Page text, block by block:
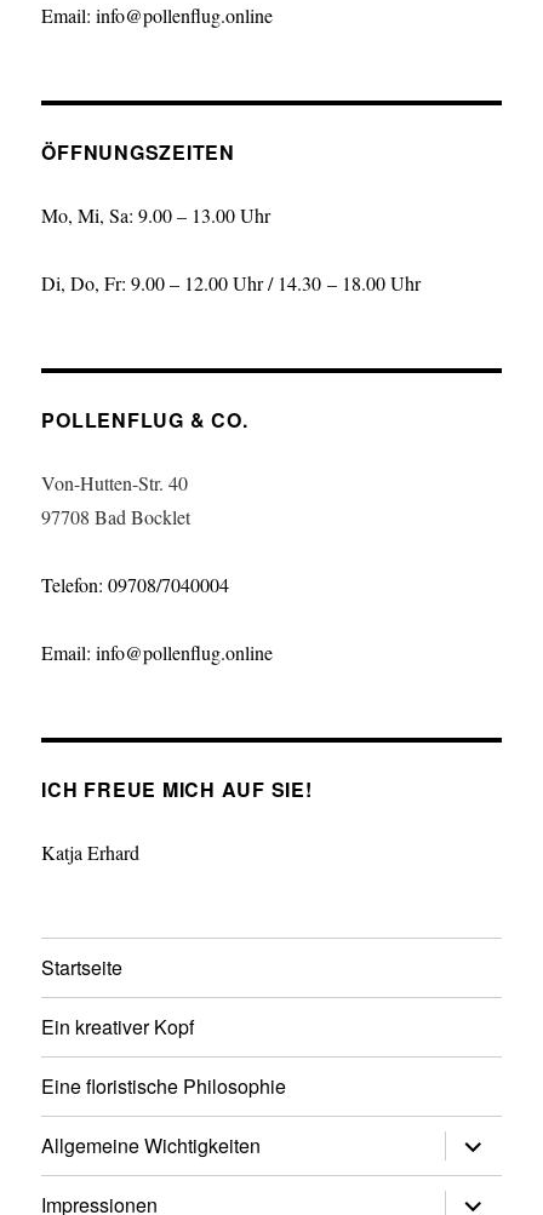
Email: info@pollenflug.online
ÖFFNUNGSZEITEN
Mo, Mi, Sa: 9.00 – 13.00 Uhr
Di, Do, Fr: 9.00 – 12.00 Uhr / 14.30 – 18.00 Uhr
POLLENFLUG & CO.
Von-Hutten-Str. 40
97708 Bad Bocklet
Telefon: 09708/7040004
Email: info@pollenflug.online
ICH FREUE MICH AUF SIE!
Katja Erhard
Startseite
Ein kreativer Kopf
Eine floristische Philosophie
Allgemeine Wichtigkeiten
anzeigen
Impressionen